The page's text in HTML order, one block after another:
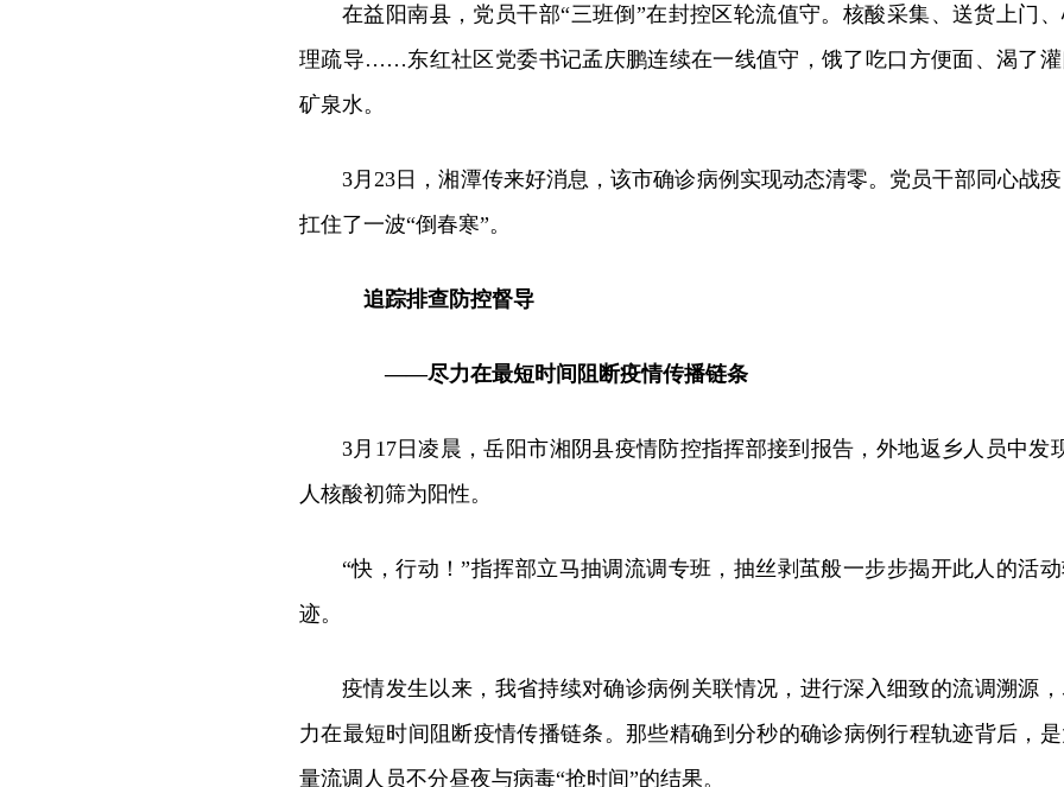
在益阳南县，党员干部“三班倒”在封控区轮流值守。核酸采集、送货上门
理疏导……东红社区党委书记孟庆鹏连续在一线值守，饿了吃口方便面、渴了灌
矿泉水。
3月23日，湘潭传来好消息，该市确诊病例实现动态清零。党员干部同心战疫
扛住了一波“倒春寒”。
追踪排查防控督导
——尽力在最短时间阻断疫情传播链条
3月17日凌晨，岳阳市湘阴县疫情防控指挥部接到报告，外地返乡人员中发
人核酸初筛为阳性。
“快，行动！”指挥部立马抽调流调专班，抽丝剥茧般一步步揭开此人的活
迹。
疫情发生以来，我省持续对确诊病例关联情况，进行深入细致的流调溯源
力在最短时间阻断疫情传播链条。那些精确到分秒的确诊病例行程轨迹背后，
量流调人员不分昼夜与病毒“抢时间”的结果。